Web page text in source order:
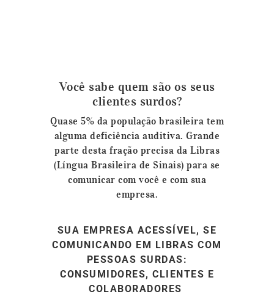
Você sabe quem são os seus
clientes surdos?
Quase 5% da população brasileira tem
alguma deficiência auditiva. Grande
parte desta fração precisa da Libras
(Língua Brasileira de Sinais) para se
comunicar com você e com sua
empresa.
SUA EMPRESA ACESSÍVEL, SE
COMUNICANDO EM LIBRAS COM
PESSOAS SURDAS:
CONSUMIDORES, CLIENTES E
COLABORADORES